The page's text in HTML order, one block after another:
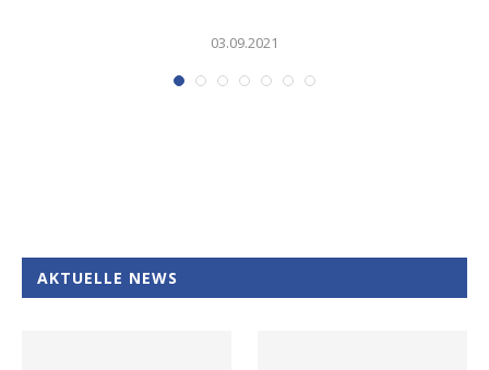
03.09.2021
AKTUELLE NEWS